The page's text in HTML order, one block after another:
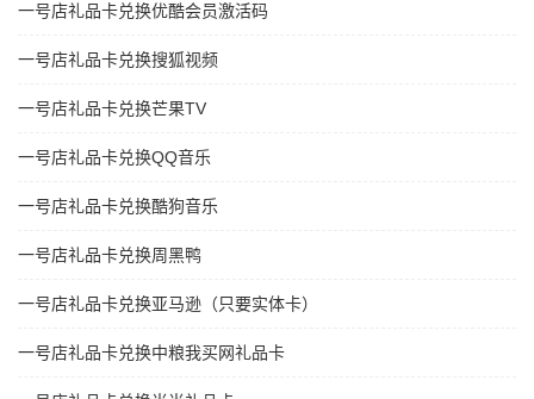
一号店礼品卡兑换优酷会员激活码
一号店礼品卡兑换搜狐视频
一号店礼品卡兑换芒果TV
一号店礼品卡兑换QQ音乐
一号店礼品卡兑换酷狗音乐
一号店礼品卡兑换周黑鸭
一号店礼品卡兑换亚马逊（只要实体卡）
一号店礼品卡兑换中粮我买网礼品卡